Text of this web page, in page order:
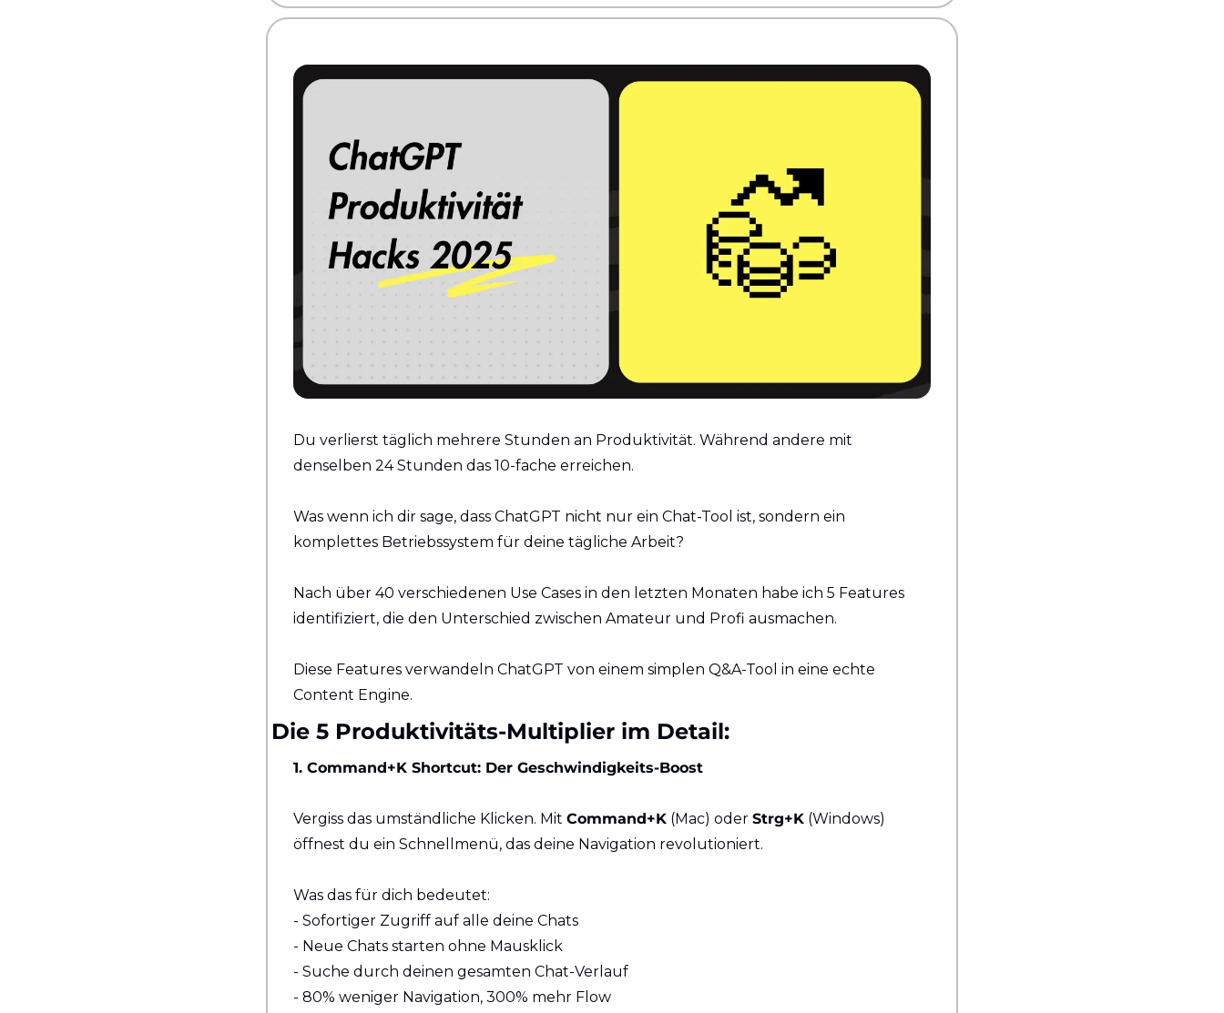
Du verlierst täglich mehrere Stunden an Produktivität. Während andere mit
denselben 24 Stunden das 10-fache erreichen.
Was wenn ich dir sage, dass ChatGPT nicht nur ein Chat-Tool ist, sondern ein
komplettes Betriebssystem für deine tägliche Arbeit?
Nach über 40 verschiedenen Use Cases in den letzten Monaten habe ich 5 Features
identifiziert, die den Unterschied zwischen Amateur und Profi ausmachen.
Diese Features verwandeln ChatGPT von einem simplen Q&A-Tool in eine echte
Content Engine.
Die 5 Produktivitäts-Multiplier im Detail:
1. Command+K Shortcut: Der Geschwindigkeits-Boost
Vergiss das umständliche Klicken. Mit Command+K (Mac) oder Strg+K (Windows)
öffnest du ein Schnellmenü, das deine Navigation revolutioniert.
Was das für dich bedeutet:
- Sofortiger Zugriff auf alle deine Chats
- Neue Chats starten ohne Mausklick
- Suche durch deinen gesamten Chat-Verlauf
- 80% weniger Navigation, 300% mehr Flow